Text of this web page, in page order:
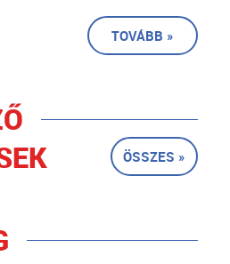
TOVÁBB »
ÖSSZES »